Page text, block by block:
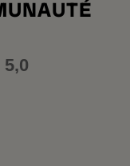
5,0